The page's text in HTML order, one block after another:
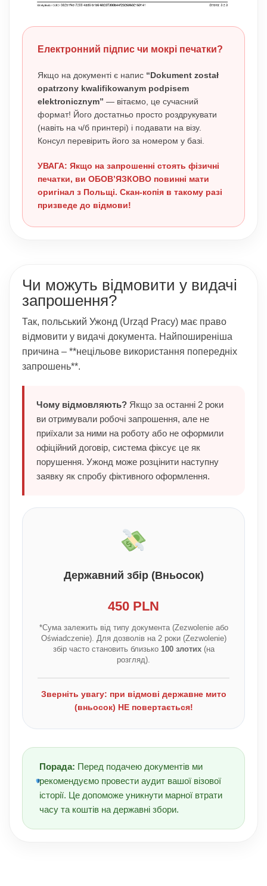
Електронний підпис чи мокрі печатки?
Якщо на документі є напис “Dokument został
opatrzony kwalifikowanym podpisem
elektronicznym” — вітаємо, це сучасний
формат! Його достатньо просто роздрукувати
(навіть на ч/б принтері) і подавати на візу.
Консул перевірить його за номером у базі.
УВАГА: Якщо на запрошенні стоять фізичні
печатки, ви ОБОВ’ЯЗКОВО повинні мати
оригінал з Польщі. Скан-копія в такому разі
призведе до відмови!
Чи можуть відмовити у видачі
запрошення?
Так, польський Ужонд (Urząd Pracy) має право
відмовити у видачі документа. Найпоширеніша
причина – **нецільове використання попередніх
запрошень**.
Чому відмовляють?Якщо за останні 2 роки
ви отримували робочі запрошення, але не
приїхали за ними на роботу або не оформили
офіційний договір, система фіксує це як
порушення. Ужонд може розцінити наступну
заявку як спробу фіктивного оформлення.
Державний збір (Вньосок)
450 PLN
*Сума залежить від типу документа (Zezwolenie або
Oświadczenie). Для дозволів на 2 роки (Zezwolenie)
збір часто становить близько 100 злотих(на
розгляд).
Зверніть увагу: при відмові державне мито
(вньосок) НЕ повертається!
Порада: Перед подачею документів ми
рекомендуємо провести аудит вашої візової
історії. Це допоможе уникнути марної втрати
часу та коштів на державні збори.